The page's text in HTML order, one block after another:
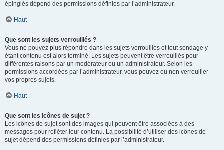
épinglés dépend des permissions définies par l’administrateur.
Haut
Que sont les sujets verrouillés ?
Vous ne pouvez plus répondre dans les sujets verrouillés et tout sondage y
étant contenu est alors terminé. Les sujets peuvent être verrouillés pour
différentes raisons par un modérateur ou un administrateur. Selon les
permissions accordées par l’administrateur, vous pouvez ou non verrouiller
vos propres sujets.
Haut
Que sont les icônes de sujet ?
Les icônes de sujet sont des images qui peuvent être associées à des
messages pour refléter leur contenu. La possibilité d’utiliser des icônes de
sujet dépend des permissions définies par l’administrateur.